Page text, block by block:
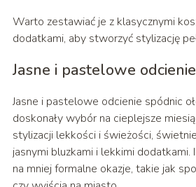
Warto zestawiać je z klasycznymi
dodatkami, aby stworzyć stylizację
Jasne i pastelowe odcienie
Jasne i pastelowe odcienie spódnic
doskonały wybór na cieplejsze
stylizacji lekkości i świeżości,
jasnymi bluzkami i lekkimi dodatkami.
na mniej formalne okazje, takie jak